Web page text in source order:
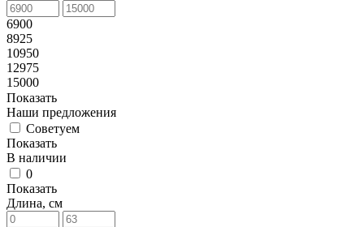
6900
8925
10950
12975
15000
Показать
Наши предложения
Советуем
Показать
В наличии
0
Показать
Длина, см